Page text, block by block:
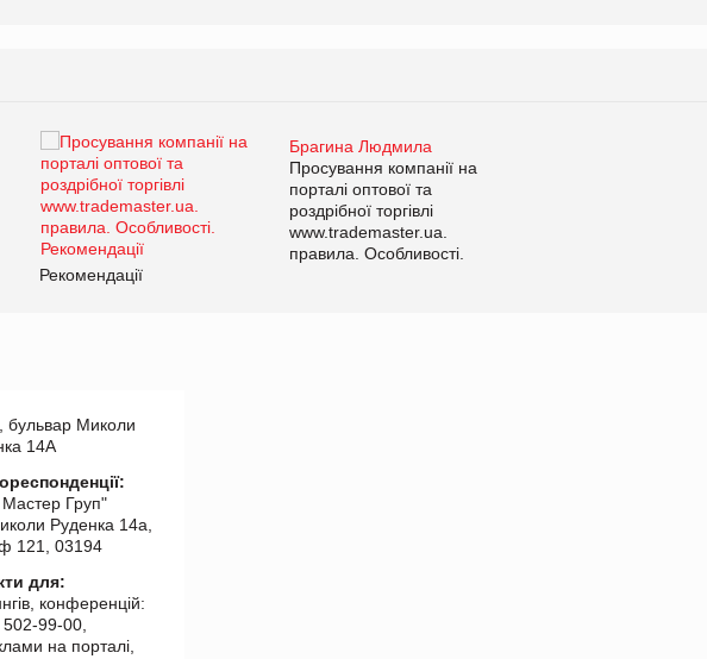
Брагина Людмила
Просування компанії на
порталі оптової та
роздрібної торгівлі
www.trademaster.ua.
правила. Особливості.
Рекомендації
бульвар Миколи
14А
Груп"
Руденка 14а,
121, 03194
для:
конференцій:
99-00,
на порталі,